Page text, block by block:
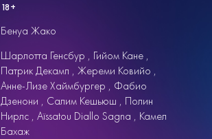
18+
Бенуа Жако
Шарлотта Генсбур
Гийом Кане
Патрик Декамп
Жереми Ковийо
Анне-Лизе Хаймбургер
Фабио
Дзенони
Салим Кешьюш
Полин
Нирлс Aïssatou Diallo Sagna
Камел
Бахаж